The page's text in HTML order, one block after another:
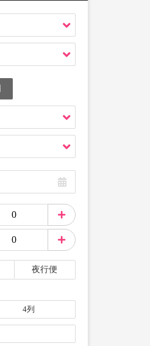
夜行便
4列